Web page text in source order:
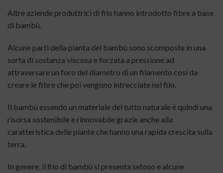
Altre aziende produttrici di filo hanno introdotto fibre a base
di bambù.
Alcune parti della pianta del bambù sono scomposte in una
sorta di sostanza viscosa e forzata a pressione ad
attraversare un foro del diametro di un filamento così da
creare le fibre che poi vengono intrecciate nel filo.
Il bambù essendo un materiale del tutto naturale è quindi una
risorsa sostenibile e rinnovabile grazie anche alla
caratteristica delle piante che hanno una rapida crescita sulla
terra.
In genere, il filo di bambù si presenta setoso e alcune